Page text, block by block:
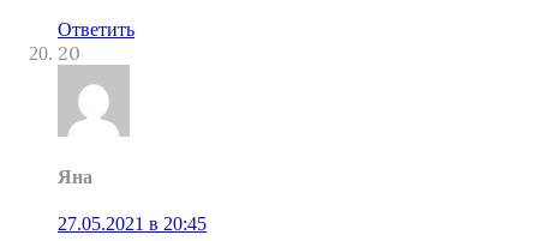
Ответить
20
Яна
27.05.2021 в 20:45